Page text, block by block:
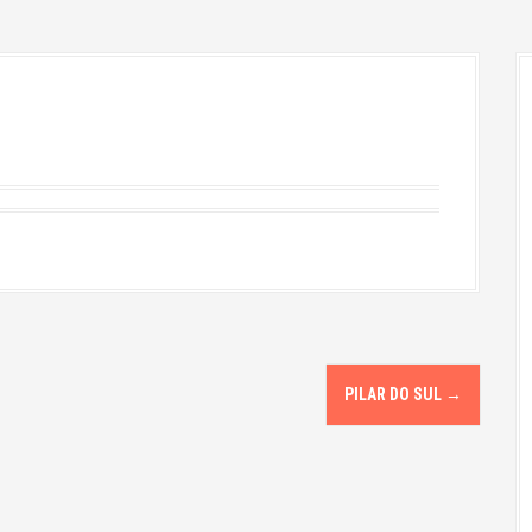
PILAR DO SUL →